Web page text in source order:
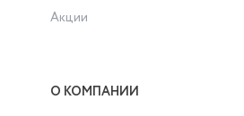
Акции
О КОМПАНИИ